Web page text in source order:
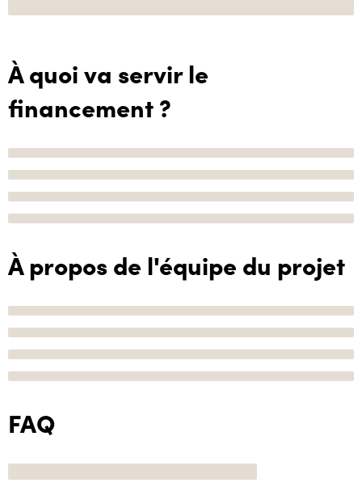
À quoi va servir le
financement ?
À propos de l'équipe du projet
FAQ